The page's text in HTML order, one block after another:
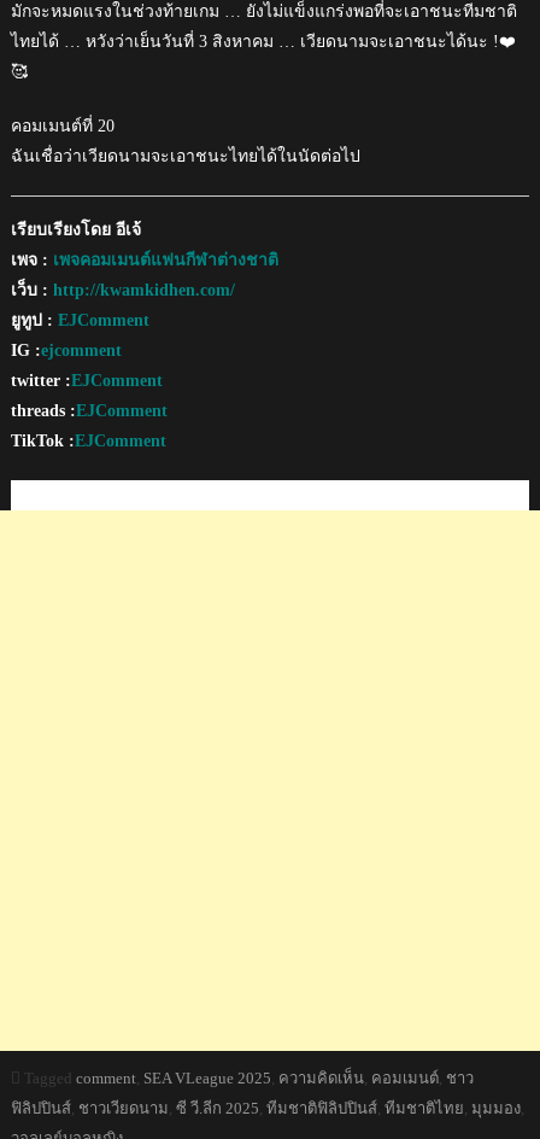
มักจะหมดแรงในช่วงท้ายเกม … ยังไม่แข็งแกร่งพอที่จะเอาชนะทีมชาติ
ไทยได้ … หวังว่าเย็นวันที่ 3 สิงหาคม … เวียดนามจะเอาชนะได้นะ !❤️
🥰
คอมเมนต์ที่ 20
ฉันเชื่อว่าเวียดนามจะเอาชนะไทยได้ในนัดต่อไป
เรียบเรียงโดย อีเจ้
เพจ : เพจคอมเมนต์แฟนกีฬาต่างชาติ
เว็บ : http://kwamkidhen.com/
ยูทูป : EJComment
IG :ejcomment
twitter :EJComment
threads :EJComment
TikTok :EJComment
Tagged comment, SEA VLeague 2025, ความคิดเห็น, คอมเมนต์, ชาว
ฟิลิปปินส์, ชาวเวียดนาม, ซี วี.ลีก 2025, ทีมชาติฟิลิปปินส์, ทีมชาติไทย, มุมมอง,